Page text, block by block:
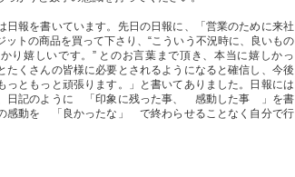
報を書いています。先日の日報に、「営業のために来社
ットの商品を買って下さり、“こういう不況時に、良いもの
り嬉しいです。” とのお言葉まで頂き、本当に嬉しかっ
たくさんの皆様に必要とされるようになると確信し、今後
っともっと頑張ります。」と書いてありました。日報には
日記のように 「印象に残った事、 感動した事 」を書
感動を 「良かったな」 で終わらせることなく自分で行